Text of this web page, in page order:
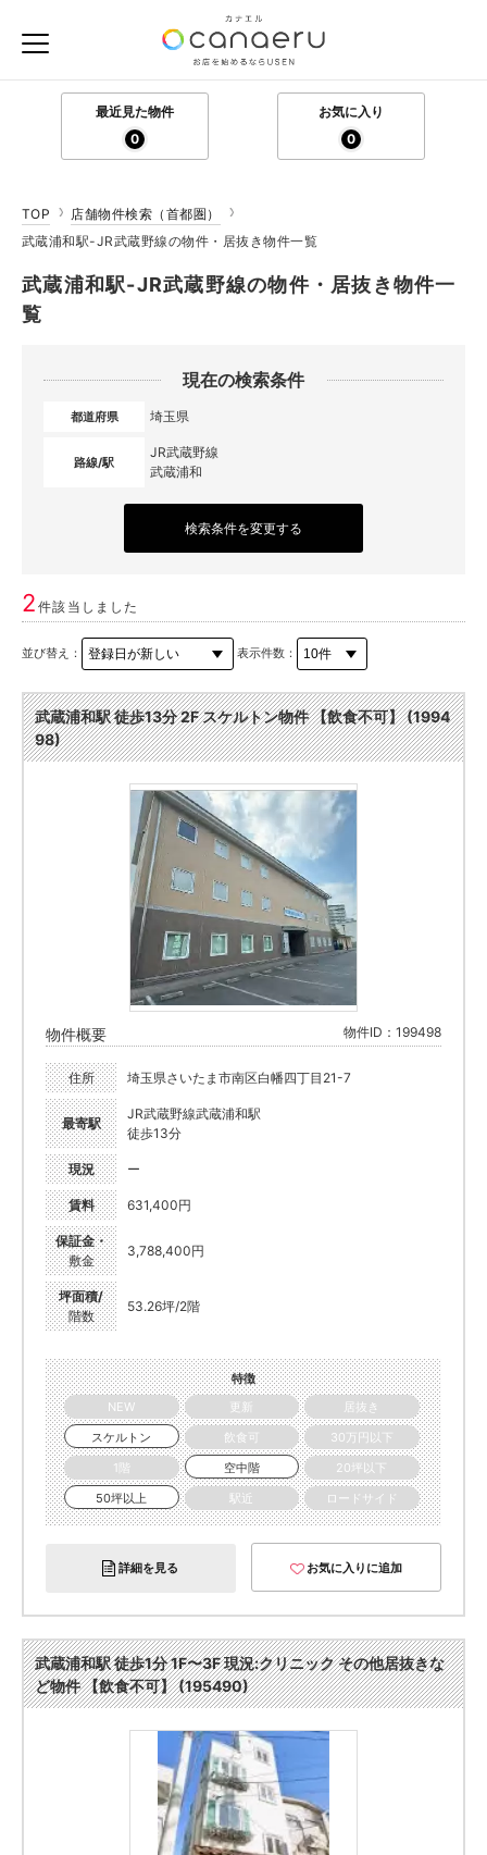
最近見た物件
0
お気に入り
0
TOP
店舗物件検索（首都圏）
武蔵浦和駅-JR武蔵野線の物件・居抜き物件一覧
武蔵浦和駅-JR武蔵野線の物件・居抜き物件一
覧
現在の検索条件
都道府県 埼玉県
路線/駅
JR武蔵野線
武蔵浦和
検索条件を変更する
2件該当しました
並び替え： 表示件数：
武蔵浦和駅 徒歩13分 2F スケルトン物件 【飲食不可】 (1994
98)
物件概要 物件ID：199498
住所 埼玉県さいたま市南区白幡四丁目21-7
最寄駅
JR武蔵野線武蔵浦和駅
徒歩13分
現況 ー
賃料 631,400円
保証金・
敷金
3,788,400円
坪面積/
階数
53.26坪/2階
特徴
NEW
更新
居抜き
スケルトン
飲食可
30万円以下
1階
空中階
20坪以下
50坪以上
駅近 ロードサイド
詳細を見る お気に入りに追加
武蔵浦和駅 徒歩1分 1F〜3F 現況:クリニック その他居抜きな
ど物件 【飲食不可】 (195490)